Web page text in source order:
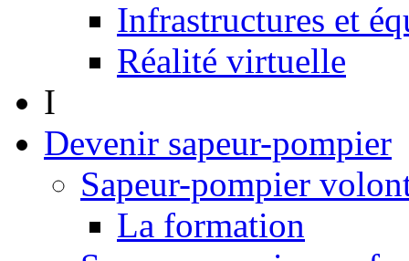
Infrastructures et
Réalité virtuelle
I
Devenir sapeur-pompier
Sapeur-pompier
La formation